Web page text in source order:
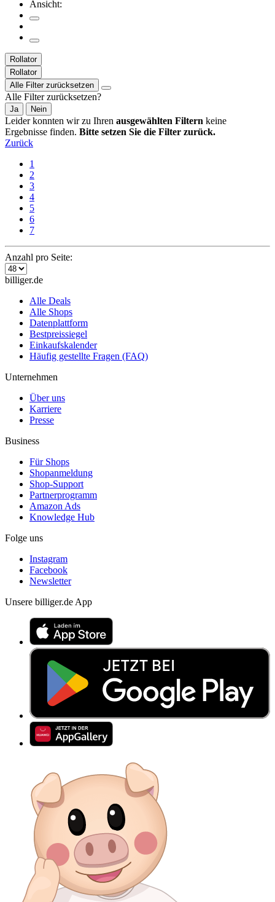
Ansicht:
Rollator
Rollator
Alle Filter zurücksetzen
Alle Filter zurücksetzen?
Ja Nein
Leider konnten wir zu Ihren ausgewählten Filtern keine
Ergebnisse finden. Bitte setzen Sie die Filter zurück.
Zurück
1
2
3
4
5
6
7
Anzahl pro Seite:
billiger.de
Alle Deals
Alle Shops
Datenplattform
Bestpreissiegel
Einkaufskalender
Häufig gestellte Fragen (FAQ)
Unternehmen
Über uns
Karriere
Presse
Business
Für Shops
Shopanmeldung
Shop-Support
Partnerprogramm
Amazon Ads
Knowledge Hub
Folge uns
Instagram
Facebook
Newsletter
Unsere billiger.de App